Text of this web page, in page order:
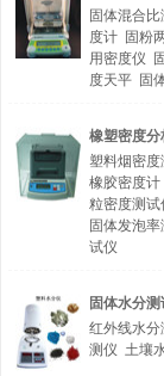
固体混合比
度计 固粉
用密度仪
度天平 固
橡塑密度分
塑料烟密度
橡胶密度计
粒密度测试
固体发泡率
试仪
固体水分测
红外线水分
测仪 土壤